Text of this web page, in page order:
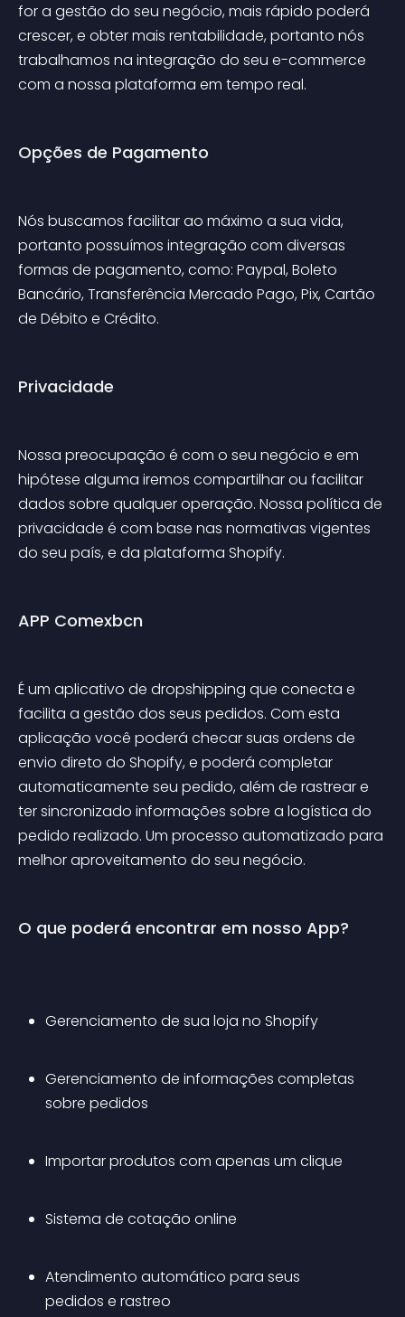
for a gestão do seu negócio, mais rápido poderá
crescer, e obter mais rentabilidade, portanto nós
trabalhamos na integração do seu e-commerce
com a nossa plataforma em tempo real.
Opções de Pagamento
Nós buscamos facilitar ao máximo a sua vida,
portanto possuímos integração com diversas
formas de pagamento, como: Paypal, Boleto
Bancário, Transferência Mercado Pago, Pix, Cartão
de Débito e Crédito.
Privacidade
Nossa preocupação é com o seu negócio e em
hipótese alguma iremos compartilhar ou facilitar
dados sobre qualquer operação. Nossa política de
privacidade é com base nas normativas vigentes
do seu país, e da plataforma Shopify.
APP Comexbcn
É um aplicativo de dropshipping que conecta e
facilita a gestão dos seus pedidos. Com esta
aplicação você poderá checar suas ordens de
envio direto do Shopify, e poderá completar
automaticamente seu pedido, além de rastrear e
ter sincronizado informações sobre a logística do
pedido realizado. Um processo automatizado para
melhor aproveitamento do seu negócio.
O que poderá encontrar em nosso App?
Gerenciamento de sua loja no Shopify
Gerenciamento de informações completas
sobre pedidos
Importar produtos com apenas um clique
Sistema de cotação online
Atendimento automático para seus
pedidos e rastreo